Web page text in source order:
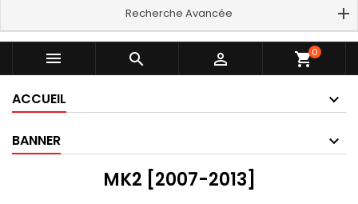
Recherche Avancée
   shopping_cart0
ACCUEIL
BANNER
MK2 [2007-2013]